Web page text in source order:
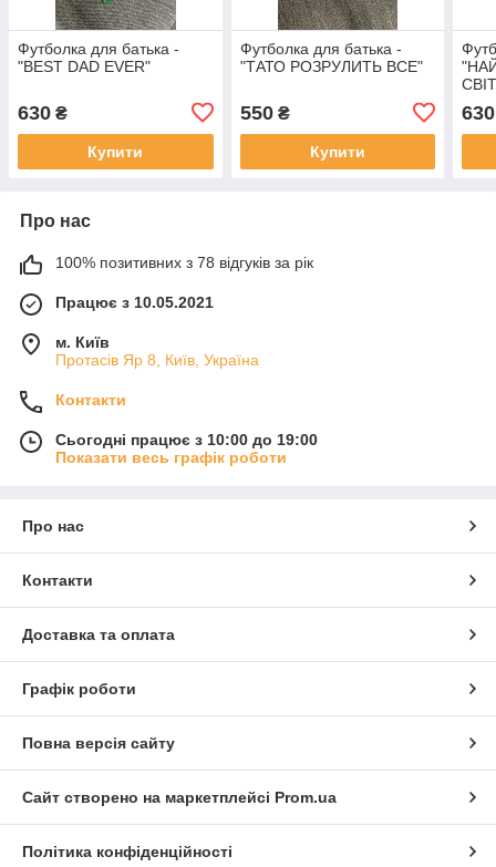
Футболка для батька -
"BEST DAD EVER"
630 ₴
Купити
Футболка для батька -
"ТАТО РОЗРУЛИТЬ ВСЕ"
550₴
Купити
630
Про нас
100% позитивних з 78 відгуків за рік
Працює з 10.05.2021
м. Київ
Протасів Яр 8, Київ, Україна
Контакти
Сьогодні працює з 10:00 до 19:00
Показати весь графік роботи
Про нас
Контакти
Доставка та оплата
Графік роботи
Повна версія сайту
Сайт створено на маркетплейсі Prom.ua
Політика конфіденційності